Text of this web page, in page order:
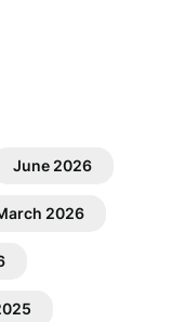
June 2026
2026